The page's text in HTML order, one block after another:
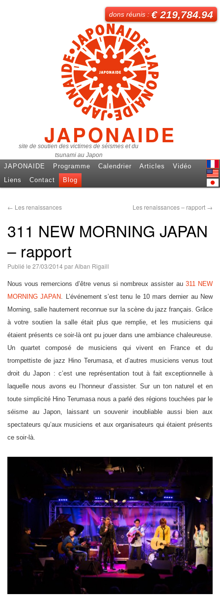
JAPONAIDE
site de soutien des victimes de séismes et du
tsunami au Japon
dons réunis :€ 219,784.94
JAPONAIDE Programme Calendrier Articles
Vidéo
Liens
Contact Blog
← Les renaissances Les renaissances – rapport →
311 NEW MORNING JAPAN
– rapport
Publié le 27/03/2014parAlban Rigaill
Nous vous remercions d’être venus si nombreux assister au 311 NEW
MORNING JAPAN. L’événement s’est tenu le 10 mars dernier au New
Morning, salle hautement reconnue sur la scène du jazz français. Grâce
à votre soutien la salle était plus que remplie, et les musiciens qui
étaient présents ce soir-là ont pu jouer dans une ambiance chaleureuse.
Un quartet composé de musiciens qui vivent en France et du
trompettiste de jazz Hino Terumasa, et d’autres musiciens venus tout
droit du Japon : c’est une représentation tout à fait exceptionnelle à
laquelle nous avons eu l’honneur d’assister. Sur un ton naturel et en
toute simplicité Hino Terumasa nous a parlé des régions touchées par le
séisme au Japon, laissant un souvenir inoubliable aussi bien aux
spectateurs qu’aux musiciens et aux organisateurs qui étaient présents
ce soir-là.